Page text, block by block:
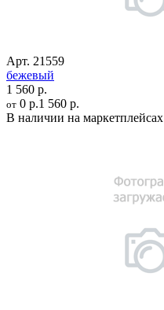
Арт. 21559
бежевый
1 560 р.
от 0 р.1 560 р.
В наличии на маркетплейсах